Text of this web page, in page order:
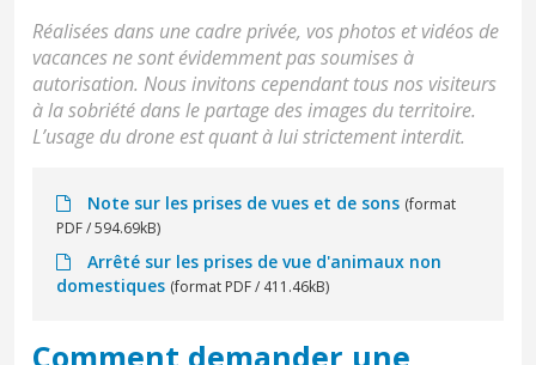
Réalisées dans une cadre privée, vos photos et vidéos de
vacances ne sont évidemment pas soumises à
autorisation. Nous invitons cependant tous nos visiteurs
à la sobriété dans le partage des images du territoire.
L’usage du drone est quant à lui strictement interdit.
Note sur les prises de vues et de sons (format
PDF / 594.69kB)
Arrêté sur les prises de vue d'animaux non
domestiques (format PDF / 411.46kB)
Comment demander une